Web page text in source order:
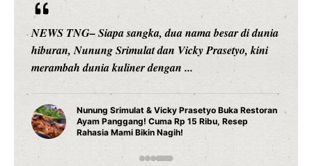
NEWS TNG– Siapa sangka, dua nama besar di dunia
hiburan, Nunung Srimulat dan Vicky Prasetyo, kini
merambah dunia kuliner dengan ...
Nunung Srimulat & Vicky Prasetyo Buka Restoran
Ayam Panggang! Cuma Rp 15 Ribu, Resep
Rahasia Mami Bikin Nagih!